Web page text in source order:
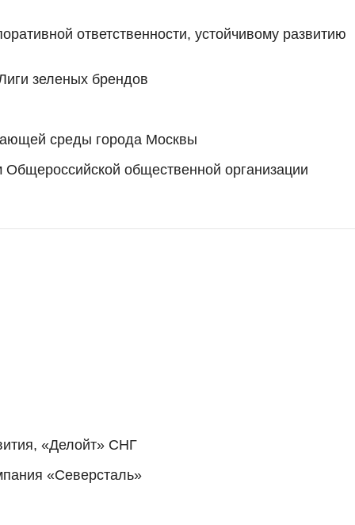
ответственности, устойчивому развитию
зеленых брендов
среды города Москвы
общественной организации
«Делойт» СНГ
«Северсталь»